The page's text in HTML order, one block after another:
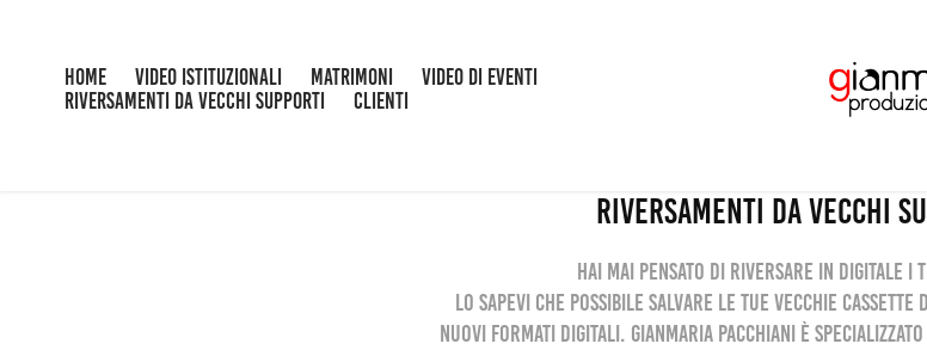
HOME VIDEO ISTITUZIONALI MATRIMONI
VIDEO DI EVENTI
RIVERSAMENTI DA VECCHI SUPPORTI
CLIENTI
Riversamenti da vecchi
Hai mai pensato di riversare in digitale
Lo sapevi che possibile salvare le tue vecchie
nuovi formati digitali. Gianmaria Pacchiani è